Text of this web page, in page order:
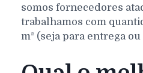
somos fornecedores
trabalhamos com
m² (seja para entrega